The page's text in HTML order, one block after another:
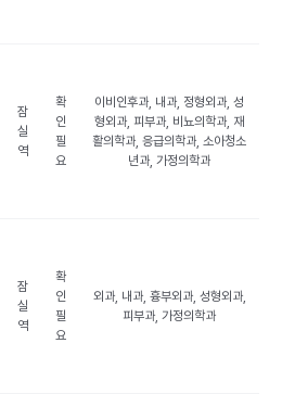
잠
실
역
확
인
필
요
이비인후과, 내과, 정형외과, 성
형외과, 피부과, 비뇨의학과, 재
활의학과, 응급의학과, 소아청소
년과, 가정의학과
잠
실
역
확
인
필
요
외과, 내과, 흉부외과, 성형외과,
피부과, 가정의학과